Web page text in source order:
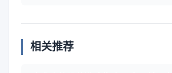
相关推荐